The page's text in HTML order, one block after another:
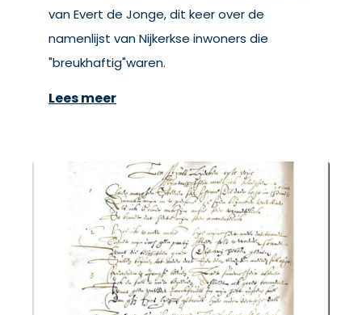
van Evert de Jonge, dit keer over de
namenlijst van Nijkerkse inwoners die
"breukhaftig"waren.
Lees meer